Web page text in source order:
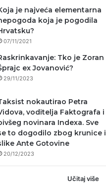
je najveća elementarna
koja je pogodila
07/11/2021
Tko je Zoran
ex Jovanović?
29/11/2023
nokautirao Petra
voditelja Faktografa i
novinara Indexa. Sve
to dogodilo zbog krunice i
Ante Gotovine
20/12/2023
Učitaj više